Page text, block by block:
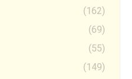
(162)
(69)
(55)
(149)